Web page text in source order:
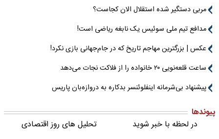
مربی دستگیر شده استقلال الان کجاست؟
مدافع تیم ملی سوئیس یک نابغه ریاضی است!
عکس | بزرگترین مهاجم تاریخ که در جام‌جهانی بازی نکرد!
ساعت قلعه‌نویی ۲۰ خانواده را از فلاکت نجات می‌دهد
پیشنهاد بی‌شرمانه اینفلوئنسر بدکاره به دروازه‌بان پاریس
پیوندها
در لحظه با خبر شوید
تحلیل های روز اقتصادی